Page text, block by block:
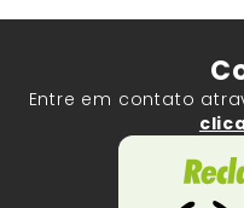
Entre em contato